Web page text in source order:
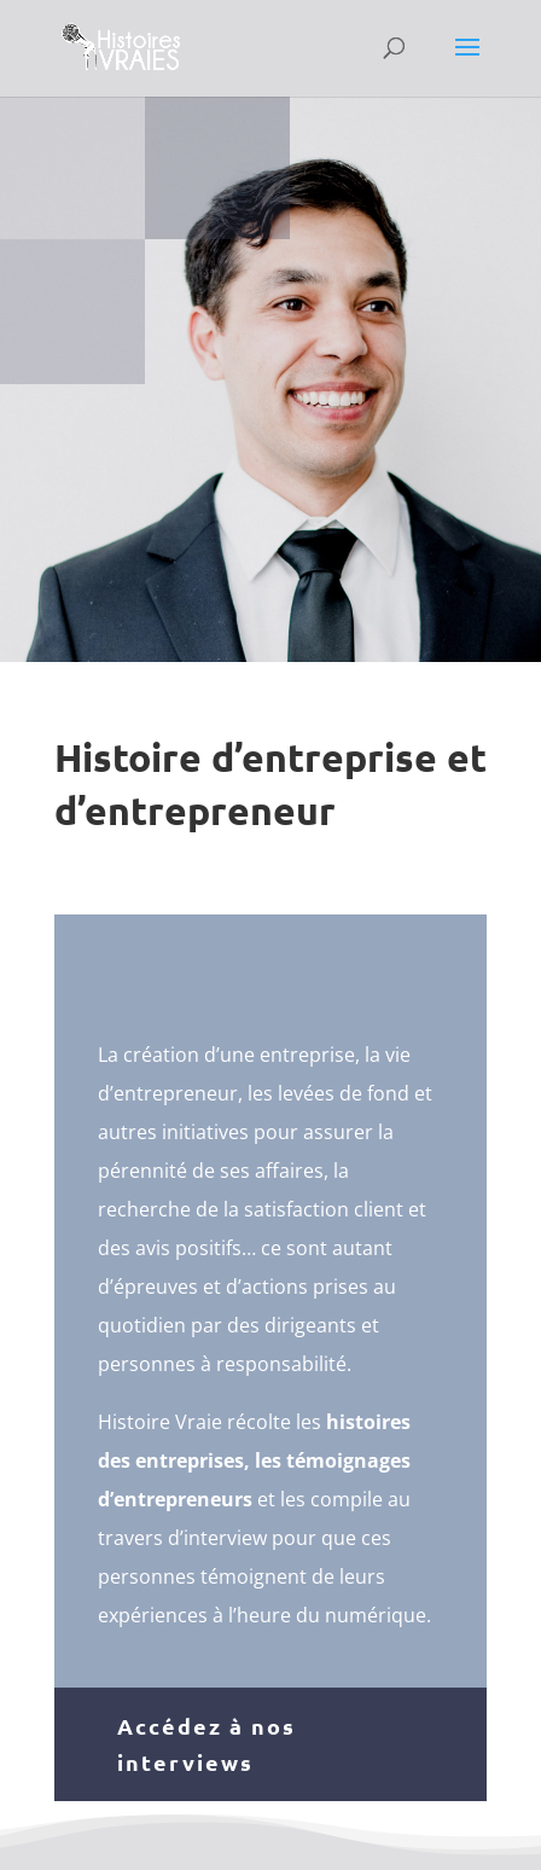
Histoire d’entreprise et
d’entrepreneur
La création d’une entreprise, la vie
d’entrepreneur, les levées de fond et
autres initiatives pour assurer la
pérennité de ses affaires, la
recherche de la satisfaction client et
des avis positifs… ce sont autant
d’épreuves et d’actions prises au
quotidien par des dirigeants et
personnes à responsabilité.
Histoire Vraie récolte les histoires
des entreprises, les témoignages
d’entrepreneurset les compile au
travers d’interview pour que ces
personnes témoignent de leurs
expériences à l’heure du numérique.
Accédez à nos
interviews